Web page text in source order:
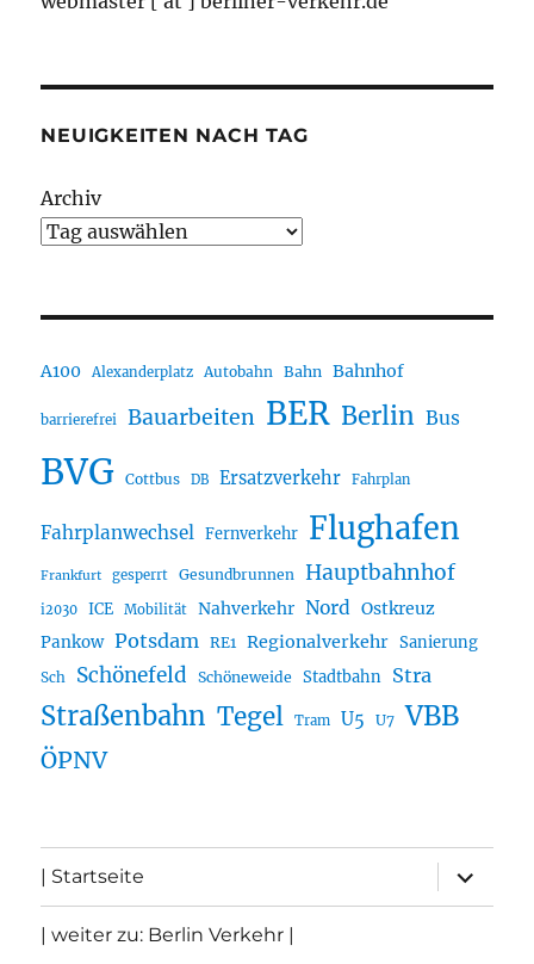
NEUIGKEITEN NACH TAG
Archiv
A100 Alexanderplatz Autobahn Bahn Bahnhof
barrierefrei Bauarbeiten BER Berlin Bus
BVG Cottbus DB Ersatzverkehr Fahrplan
Fahrplanwechsel Fernverkehr Flughafen
Frankfurt gesperrt Gesundbrunnen Hauptbahnhof
i2030 ICE Mobilität Nahverkehr Nord Ostkreuz
Pankow Potsdam RE1 Regionalverkehr Sanierung
Sch Schönefeld Schöneweide Stadtbahn Stra
Straßenbahn Tegel Tram U5 U7 VBB
ÖPNV
| Startseite
öffnen
| weiter zu: Berlin Verkehr |